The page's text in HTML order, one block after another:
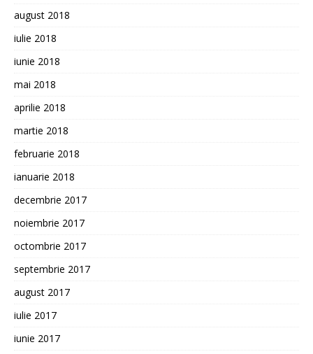
august 2018
iulie 2018
iunie 2018
mai 2018
aprilie 2018
martie 2018
februarie 2018
ianuarie 2018
decembrie 2017
noiembrie 2017
octombrie 2017
septembrie 2017
august 2017
iulie 2017
iunie 2017